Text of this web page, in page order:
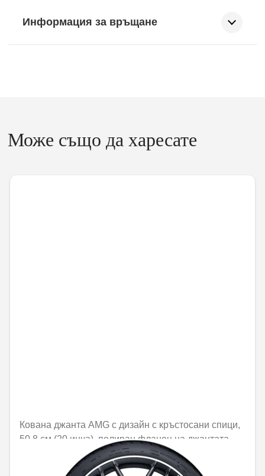
Информация за връщане
Може също да харесате
Кована джанта AMG с дизайн с кръстосани спици,
50,8 см (20 инча), полиран фланец на джантата
Не е налично онлайн